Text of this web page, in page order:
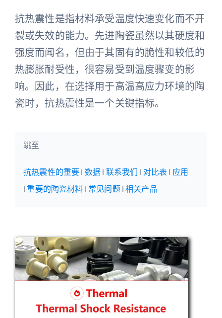
抗热震性是指材料承受温度快速变化而不开
裂或失效的能力。先进陶瓷虽然以其硬度和
强度而闻名，但由于其固有的脆性和较低的
热膨胀耐受性，很容易受到温度骤变的影
响。因此，在选择用于高温高应力环境的陶
瓷时，抗热震性是一个关键指标。
跳至
抗热震性的重要| 数据| 联系我们 | 对比表 | 应用
| 重要的陶瓷材料 | 常见问题|相关产品